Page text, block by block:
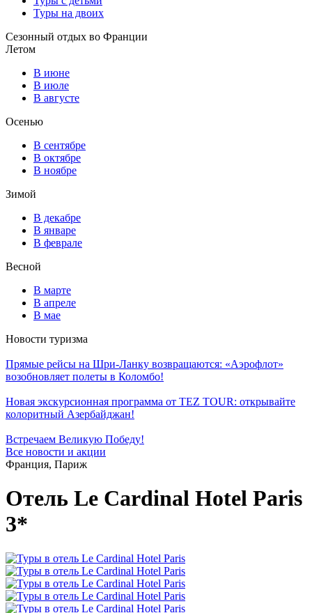
Туры на двоих
Сезонный отдых во Франции
Летом
В июне
В июле
В августе
Осенью
В сентябре
В октябре
В ноябре
Зимой
В декабре
В январе
В феврале
Весной
В марте
В апреле
В мае
Новости туризма
Прямые рейсы на Шри-Ланку возвращаются: «Аэрофлот»
возобновляет полеты в Коломбо!
Новая экскурсионная программа от TEZ TOUR: открывайте
колоритный Азербайджан!
Встречаем Великую Победу!
Все новости и акции
Франция, Париж
Отель Le Cardinal Hotel Paris
3*